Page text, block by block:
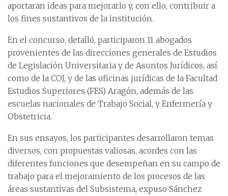
aportaran ideas para mejorarlo y, con ello, contribuir a
los fines sustantivos de la institución.
En el concurso, detalló, participaron 11 abogados
provenientes de las direcciones generales de Estudios
de Legislación Universitaria y de Asuntos Jurídicos, así
como de la COJ, y de las oficinas jurídicas de la Facultad
Estudios Superiores (FES) Aragón, además de las
escuelas nacionales de Trabajo Social, y Enfermería y
Obstetricia.
En sus ensayos, los participantes desarrollaron temas
diversos, con propuestas valiosas, acordes con las
diferentes funciones que desempeñan en su campo de
trabajo para el mejoramiento de los procesos de las
áreas sustantivas del Subsistema, expuso Sánchez